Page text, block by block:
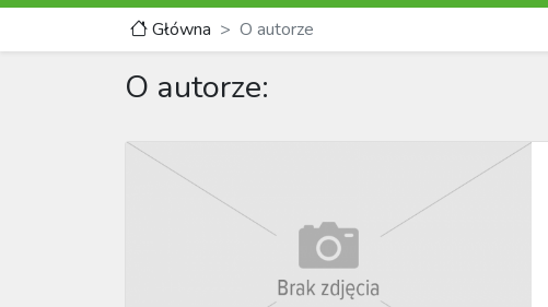
Główna
O autorze
O autorze: